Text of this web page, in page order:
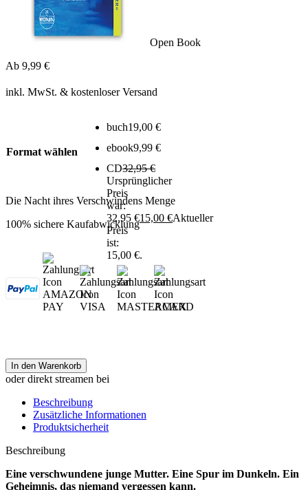
Open Book
Ab 9,99 €
inkl. MwSt. & kostenloser Versand
Format wählen
buch19,00 €
ebook9,99 €
CD32,95€
Ursprünglicher
Preis
war:
32,95 €15,00 €Aktueller
Preis
ist:
15,00 €.
Die Nacht ihres Verschwindens Menge
100% sichere Kaufabwicklung
In den Warenkorb
oder direkt streamen bei
Beschreibung
Zusätzliche Informationen
Produktsicherheit
Beschreibung
Eine verschwundene junge Mutter. Eine Spur im Dunkeln. Ein
Geheimnis, das niemand vergessen kann.